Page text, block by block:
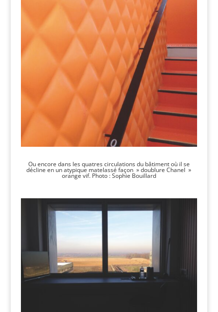
Ou encore dans les quatres circulations du bâtiment où il se
décline en un atypique matelassé façon » doublure Chanel »
orange vif. Photo : Sophie Bouillard